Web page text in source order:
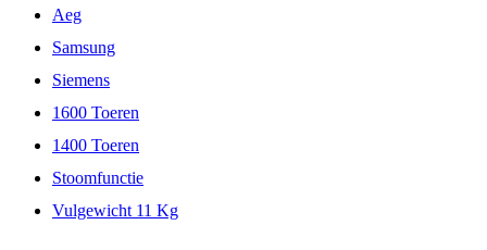
Aeg
Samsung
Siemens
1600 Toeren
1400 Toeren
Stoomfunctie
Vulgewicht 11 Kg